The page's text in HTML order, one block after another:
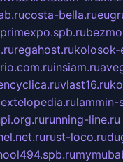
costa-bella.ru
primexpo.spb.ru
regahost.rukolosok-
insiam.ru
vlast16.ru
extelopedia.rulammin-
running-line.ru
rust-loco.ru